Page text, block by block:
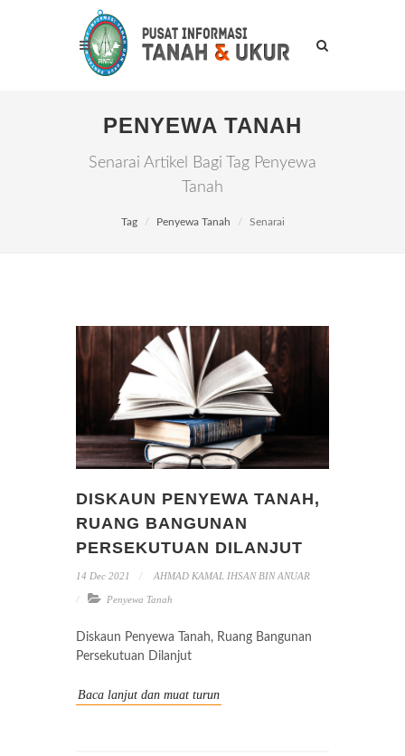
PENYEWA TANAH
Senarai Artikel Bagi Tag Penyewa
Tanah
Tag Penyewa Tanah Senarai
DISKAUN PENYEWA TANAH,
RUANG BANGUNAN
PERSEKUTUAN DILANJUT
14 Dec 2021 AHMAD KAMAL IHSAN BIN ANUAR
Penyewa Tanah
Diskaun Penyewa Tanah, Ruang Bangunan
Persekutuan Dilanjut
Baca lanjut dan muat turun